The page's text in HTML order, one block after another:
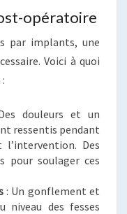
opératoire
par implants, une
Voici à quoi
douleurs et un
ressentis pendant
Des
pour soulager ces
: Un gonflement et
niveau des fesses